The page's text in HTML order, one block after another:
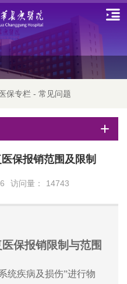
医保专栏 - 常见问题
保报销范围及限制
访问量： 14743
医保报销限制与范围
统疾病及损伤”进行物